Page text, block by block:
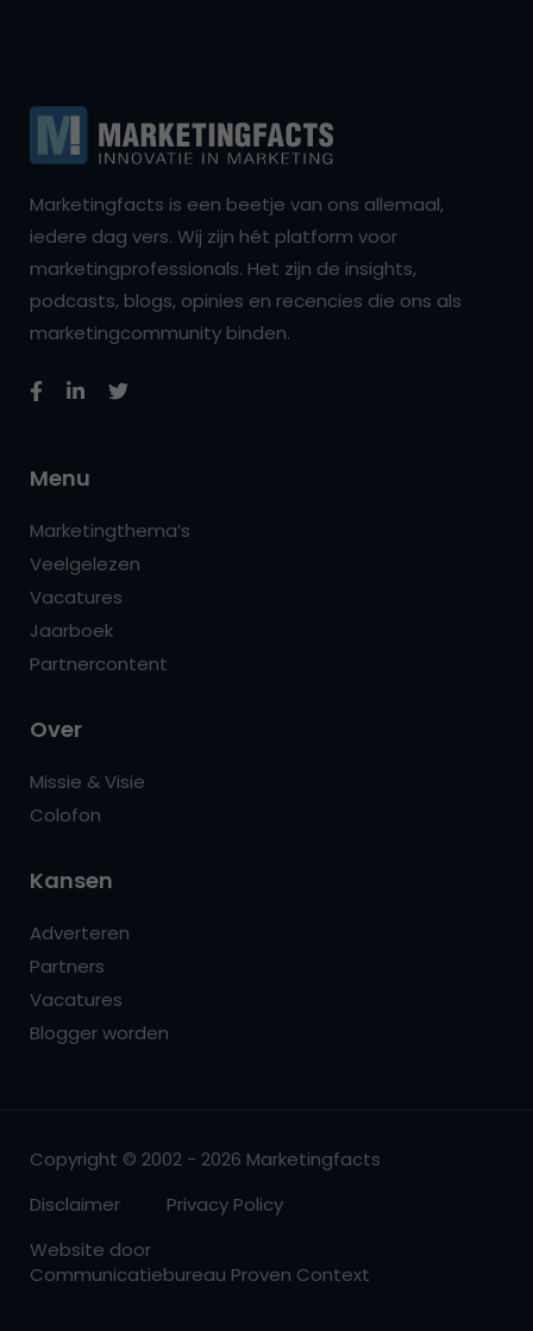
Marketingfacts is een beetje van ons allemaal,
iedere dag vers. Wij zijn hét platform voor
marketingprofessionals. Het zijn de insights,
podcasts, blogs, opinies en recencies die ons als
marketingcommunity binden.
Menu
Marketingthema’s
Veelgelezen
Vacatures
Jaarboek
Partnercontent
Over
Missie & Visie
Colofon
Kansen
Adverteren
Partners
Vacatures
Blogger worden
Copyright © 2002 - 2026 Marketingfacts
Disclaimer
Privacy Policy
Website door
Communicatiebureau Proven Context